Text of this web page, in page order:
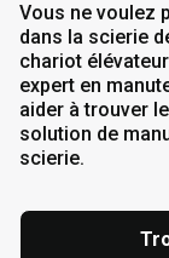
Vous ne voulez
dans la scierie
chariot
expert en
aider à trouver
solution de
scierie.